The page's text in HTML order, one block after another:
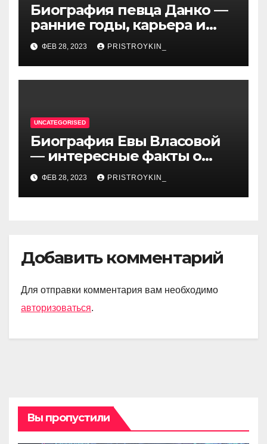
Биография певца Данко —
ранние годы, карьера и
личная жизнь — все, что вы
хотели знать о
талантливом артисте
ФЕВ 28, 2023 PRISTROYKIN_
UNCATEGORISED
Биография Евы Власовой
— интересные факты о
личной жизни популярной
исполнительницы
ФЕВ 28, 2023 PRISTROYKIN_
Добавить комментарий
Для отправки комментария вам необходимо
авторизоваться.
Вы пропустили